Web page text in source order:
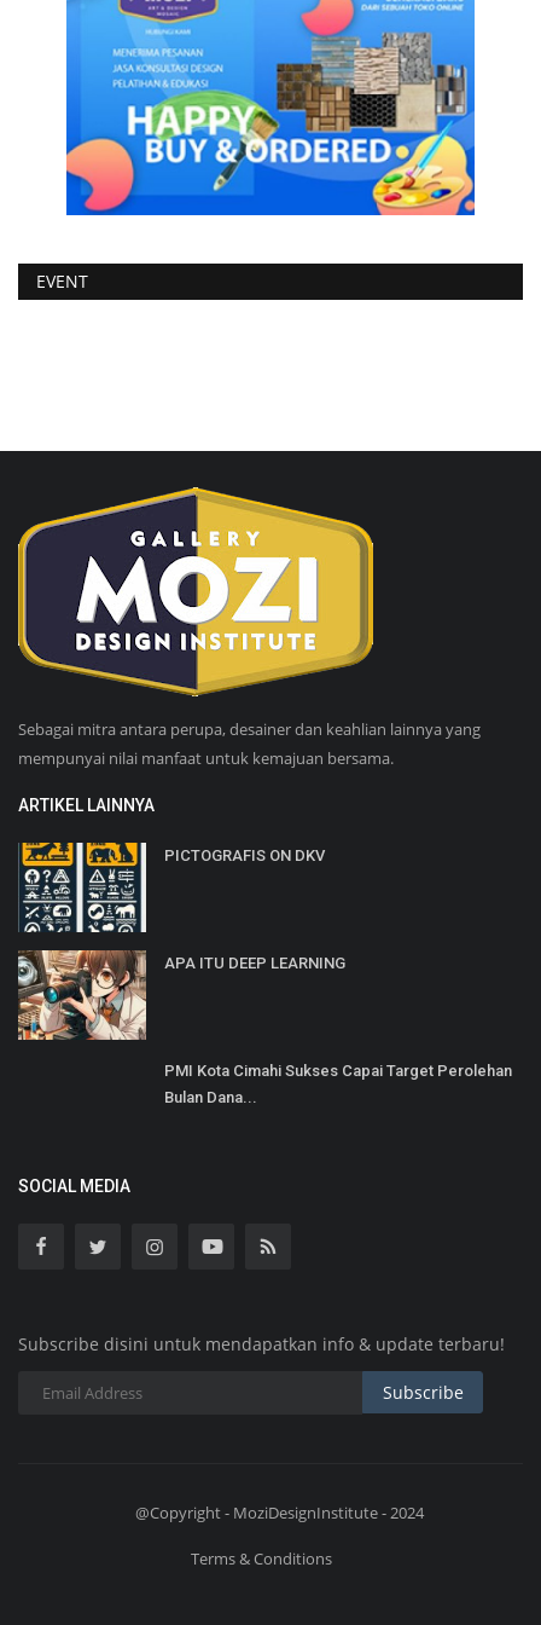
EVENT
Sebagai mitra antara perupa, desainer dan keahlian lainnya yang
mempunyai nilai manfaat untuk kemajuan bersama.
ARTIKEL LAINNYA
PICTOGRAFIS ON DKV
APA ITU DEEP LEARNING
PMI Kota Cimahi Sukses Capai Target Perolehan
Bulan Dana...
SOCIAL MEDIA
Subscribe disini untuk mendapatkan info & update terbaru!
Subscribe
@Copyright - MoziDesignInstitute - 2024
Terms & Conditions